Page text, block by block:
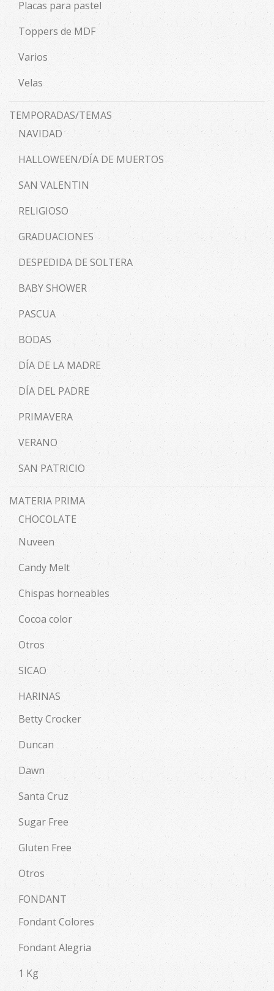
Placas para pastel
Toppers de MDF
Varios
Velas
TEMPORADAS/TEMAS
NAVIDAD
HALLOWEEN/DÍA DE MUERTOS
SAN VALENTIN
RELIGIOSO
GRADUACIONES
DESPEDIDA DE SOLTERA
BABY SHOWER
PASCUA
BODAS
DÍA DE LA MADRE
DÍA DEL PADRE
PRIMAVERA
VERANO
SAN PATRICIO
MATERIA PRIMA
CHOCOLATE
Nuveen
Candy Melt
Chispas horneables
Cocoa color
Otros
SICAO
HARINAS
Betty Crocker
Duncan
Dawn
Santa Cruz
Sugar Free
Gluten Free
Otros
FONDANT
Fondant Colores
Fondant Alegria
1 Kg